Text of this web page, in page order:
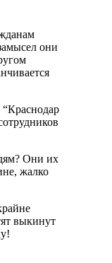
они
Они их
жалко
выкинут